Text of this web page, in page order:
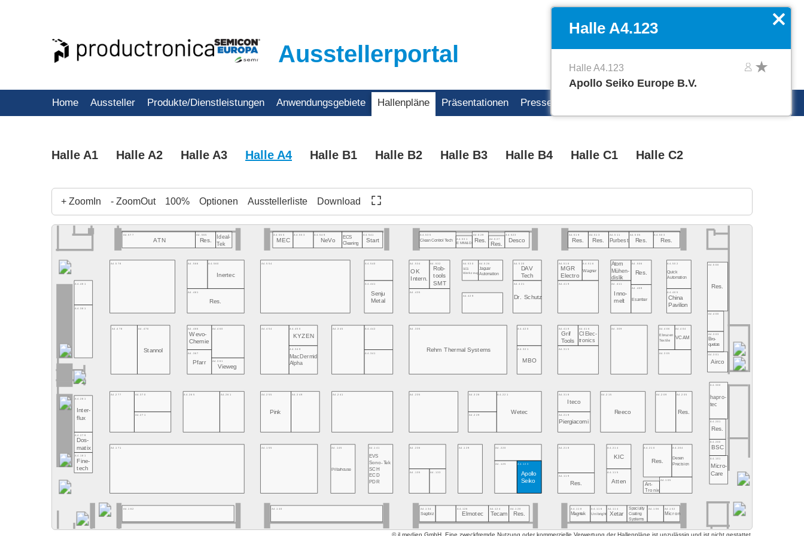
Ausstellerportal
Home Aussteller Produkte/Dienstleistungen Anwendungsgebiete Hallenpläne Präsentationen Presse
Halle A1 Halle A2 Halle A3 Halle A4 Halle B1 Halle B2 Halle B3 Halle B4 Halle C1 Halle C2
+ ZoomIn - ZoomOut 100% Optionen Ausstellerliste Download
A4.162 A4.140 A4.134
Segibiz
A4.126
Elmotec
A4.124
Tecam
A4.120
Res.
A4.118
Magntek
A4.116
Unibright
A4.114
Xetar
Specialty
Coating
Systems
A4.106 A4.102
Micron
A4.171 A4.155 A4.145
Pillarhouse
A4.141
EVS
Sono-Tek
SCH
ECD
PDR
A4.135 A4.133
A4.129
A4.125 A4.123
Apollo
Seiko
A4.119
Res.
A4.115
Atten
Art-
Tronix
A4.105
A4.101
Micro-
Care
A4.210
Res.
A4.204
Desen
Precision
A4.218
A4.181
Fine-
tech
A4.236 A4.214
KIC
A4.220
A4.200
BSC
A4.279
Dos-
matix
A4.201
Res.
A4.277
A4.271
A4.265 A4.261 A4.255
Pink
A4.249 A4.241
A4.229
A4.221
Wetec A4.219
Piergiacomi
A4.215
Reeco
A4.209 A4.205
Res.
A4.235
A4.281
Inter-
flux
A4.300
hapro-
tec
A4.370 A4.328 A4.318
Iteco
A4.367
Pfarr A4.361
Vieweg
A4.454
A4.349
MacDermid
Alpha
A4.345
A4.341
A4.335
Rehm Thermal Systems A4.321
MBO
A4.315
A4.309
A4.305
A4.478 A4.470
Stannol
A4.301
Airco
A4.460
A4.381
A4.303
Bro-
quetas
A4.466
Wevo-
Chemie
A4.442
A4.406
Ebruzen
Textile
A4.404
VCAM
A4.450
KYZEN
A4.420 A4.418
Grif
Tools
A4.416
CI Elec-
tronics
A4.400
A4.578
A4.461
Res.
A4.554
A4.441
Senju
Metal
A4.435
A4.429
A4.421
Dr. Schutz
A4.419 A4.411
Inno-
melt
A4.409
Esamber
A4.405
China
Pavilion
A4.500
Res.
A4.481
A4.566 A4.560
Inertec
A4.534
OK
Intern.
A4.532
Rob-
tools
SMT
A4.502
Quick
Automation
A4.506
Res.
A4.540
A4.530
SCS
Werkzeug
A4.526
Jaguar
Automation
A4.520
DAV
Tech
A4.518
MGR
Electro
A4.516
Wagner
Atom
Mühen-
dislik
A4.577
ATN
A4.565
Res.
Ideal-
Tek
A4.555
MEC
A4.553 A4.549
NeVo ECS
Cleaning
A4.541
Start
A4.535
Clean Control Tech
A4.531
EMM&DI
A4.529
Res. A4.527
Res.
A4.523
Desco
A4.519
Res.
A4.513
Res.
A4.511
Purbest
A4.505
Res.
A4.503
Res.
Halle A4.123
Halle A4.123
Apollo Seiko Europe B.V.
© jl.medien GmbH. Eine zweckfremde Nutzung oder kommerzielle Verwertung der Hallenpläne ist unzulässig und ist nicht gestattet.